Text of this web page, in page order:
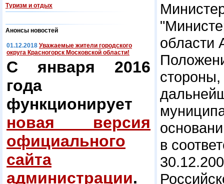
Туризм и отдых
Анонсы новостей
01.12.2018 Уважаемые жители городского
округа Красногорск Московской области!
С января 2016
года
функционирует
новая версия
официального
сайта
администрации.
области
в